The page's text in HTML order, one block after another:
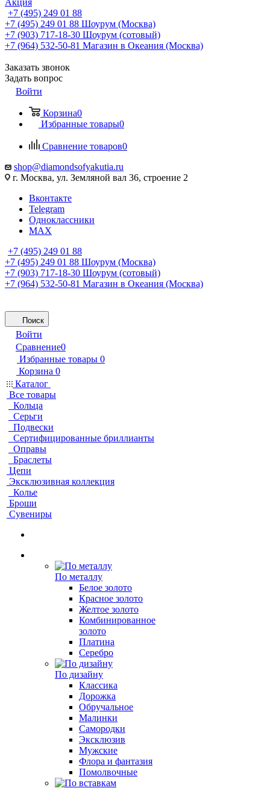
Акция
+7 (495) 249 01 88
+7 (495) 249 01 88 Шоурум (Москва)
+7 (903) 717-18-30 Шоурум (сотовый)
+7 (964) 532-50-81 Магазин в Океания (Москва)
Заказать звонок
Задать вопрос
Войти
Корзина0
Избранные товары0
Сравнение товаров0
shop@diamondsofyakutia.ru
г. Москва, ул. Земляной вал 36, строение 2
Вконтакте
Telegram
Одноклассники
MAX
+7 (495) 249 01 88
+7 (495) 249 01 88 Шоурум (Москва)
+7 (903) 717-18-30 Шоурум (сотовый)
+7 (964) 532-50-81 Магазин в Океания (Москва)
Поиск
Войти
Сравнение0
Избранные товары 0
Корзина 0
Каталог
Все товары
Кольца
Серьги
Подвески
Сертифицированные бриллианты
Оправы
Браслеты
Цепи
Эксклюзивная коллекция
Колье
Броши
Сувениры
По металлу
Белое золото
Красное золото
Желтое золото
Комбинированное
золото
Платина
Серебро
По дизайну
Классика
Дорожка
Обручальное
Малинки
Самородки
Эксклюзив
Мужские
Флора и фантазия
Помолвочные